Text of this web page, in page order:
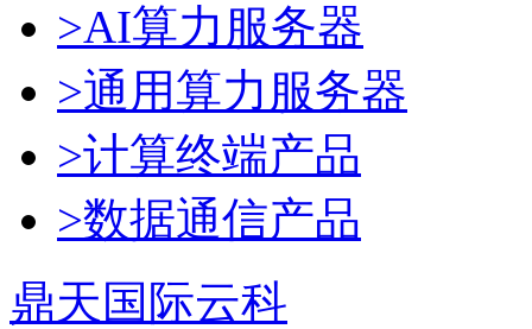
>AI算力服务器
>通用算力服务器
>计算终端产品
>数据通信产品
鼎天国际云科